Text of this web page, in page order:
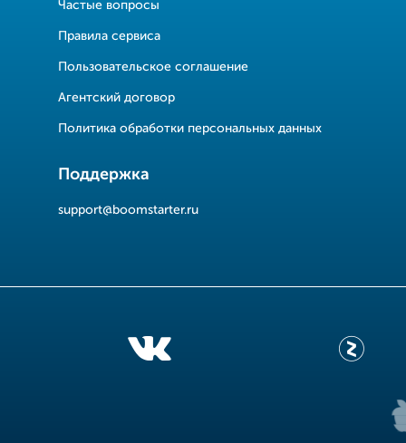
Частые вопросы
Правила сервиса
Пользовательское соглашение
Агентский договор
Политика обработки персональных данных
Поддержка
support@boomstarter.ru